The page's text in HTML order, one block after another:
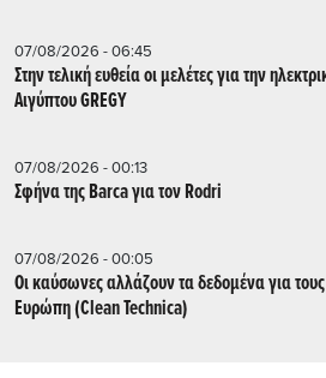
07/08/2026 - 06:45
Στην τελική ευθεία οι μελέτες για την
Αιγύπτου GREGY
07/08/2026 - 00:13
Σφήνα της Barca για τον Rodri
07/08/2026 - 00:05
Οι καύσωνες αλλάζουν τα δεδομένα για
Ευρώπη (Clean Technica)